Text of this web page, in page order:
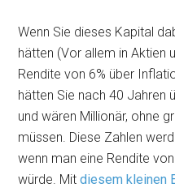
Wenn Sie dieses Kapital
hätten (Vor allem in Aktien
Rendite von 6% über
hätten Sie nach 40 Jahren
und wären Millionär, ohne
müssen. Diese Zahlen
wenn man eine Rendite
würde. Mitdiesem kleinen